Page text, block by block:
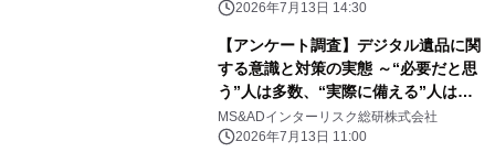
2026年7月13日 14:30
【アンケート調査】デジタル遺品に関
する意識と対策の実態 ～“必要だと思
う”人は多数、“実際に備える”人は少
数～
MS&ADインターリスク総研株式会社
2026年7月13日 11:00